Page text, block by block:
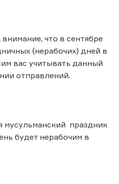
что в сентябре
(нерабочих) дней в
вас учитывать данный
отправлений.
мусульманский праздник
будет нерабочим в